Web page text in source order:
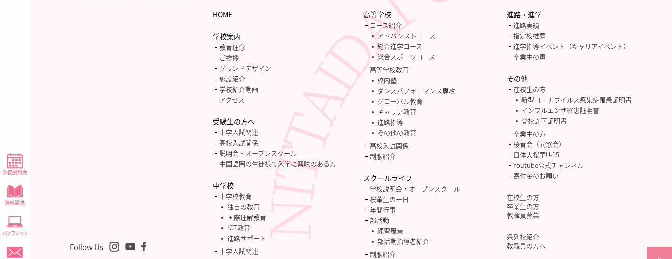
学校説明会
資料請求
パンフレット
HOME
学校案内
教育理念
ご挨拶
グランドデザイン
施設紹介
学校紹介動画
アクセス
受験生の方へ
中学入試関連
高校入試関係
説明会・オープンスクール
中国語圏の生徒様で入学に興味のある方
中学校
中学校教育
独自の教育
国際理解教育
ICT教育
進路サポート
中学入試関連
高等学校
コース紹介
アドバンストコース
総合進学コース
総合スポーツコース
高等学校教育
校内塾
ダンスパフォーマンス専攻
グローバル教育
キャリア教育
進路指導
その他の教育
高校入試関係
制服紹介
スクールライフ
学校説明会・オープンスクール
桜華生の一日
年間行事
部活動
練習風景
部活動指導者紹介
制服紹介
進路・進学
進路実績
指定校推薦
進学指導イベント（キャリアイベント）
卒業生の声
その他
在校生の方
新型コロナウイルス感染症罹患証明書
インフルエンザ罹患証明書
登校許可証明書
卒業生の方
桜育会（同窓会）
日体大桜華U-15
Youtube公式チャンネル
寄付金のお願い
在校生の方
卒業生の方
教職員募集
系列校紹介
教職員の方へ
Follow Us